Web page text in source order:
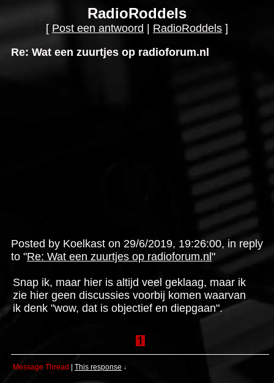
RadioRoddels
[ Post een antwoord RadioRoddels ]
Re: Wat een zuurtjes op radioforum.nl
Posted by Koelkast on 29/6/2019, 19:26:00, in reply
to "Re: Wat een zuurtjes op radioforum.nl "
Snap ik, maar hier is altijd veel geklaag, maar ik
zie hier geen discussies voorbij komen waarvan
ik denk "wow, dat is objectief en diepgaan".
Message Thread This response ↓